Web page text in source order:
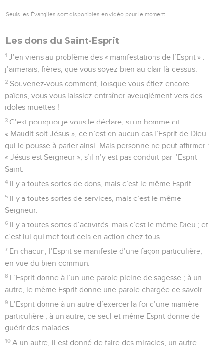
Seuls les Évangiles sont disponibles en vidéo pour le moment.
Les dons du Saint-Esprit
1 J’en viens au problème des « manifestations de l’Esprit » :
j’aimerais, frères, que vous soyez bien au clair là-dessus.
2 Souvenez-vous comment, lorsque vous étiez encore
païens, vous vous laissiez entraîner aveuglément vers des
idoles muettes !
3 C’est pourquoi je vous le déclare, si un homme dit :
« Maudit soit Jésus », ce n’est en aucun cas l’Esprit de Dieu
qui le pousse à parler ainsi. Mais personne ne peut affirmer :
« Jésus est Seigneur », s’il n’y est pas conduit par l’Esprit
Saint.
4 Il y a toutes sortes de dons, mais c’est le même Esprit.
5 Il y a toutes sortes de services, mais c’est le même
Seigneur.
6 Il y a toutes sortes d’activités, mais c’est le même Dieu ; et
c’est lui qui met tout cela en action chez tous.
7 En chacun, l’Esprit se manifeste d’une façon particulière,
en vue du bien commun.
8 L’Esprit donne à l’un une parole pleine de sagesse ; à un
autre, le même Esprit donne une parole chargée de savoir.
9 L’Esprit donne à un autre d’exercer la foi d’une manière
particulière ; à un autre, ce seul et même Esprit donne de
guérir des malades.
10 A un autre, il est donné de faire des miracles, un autre